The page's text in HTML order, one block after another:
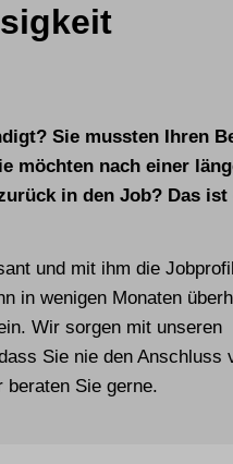
Sie mussten Ihren
möchten nach einer
in den Job? Das
und mit ihm die
in wenigen Monaten
Wir sorgen mit unseren
Sie nie den Anschluss
Sie gerne.